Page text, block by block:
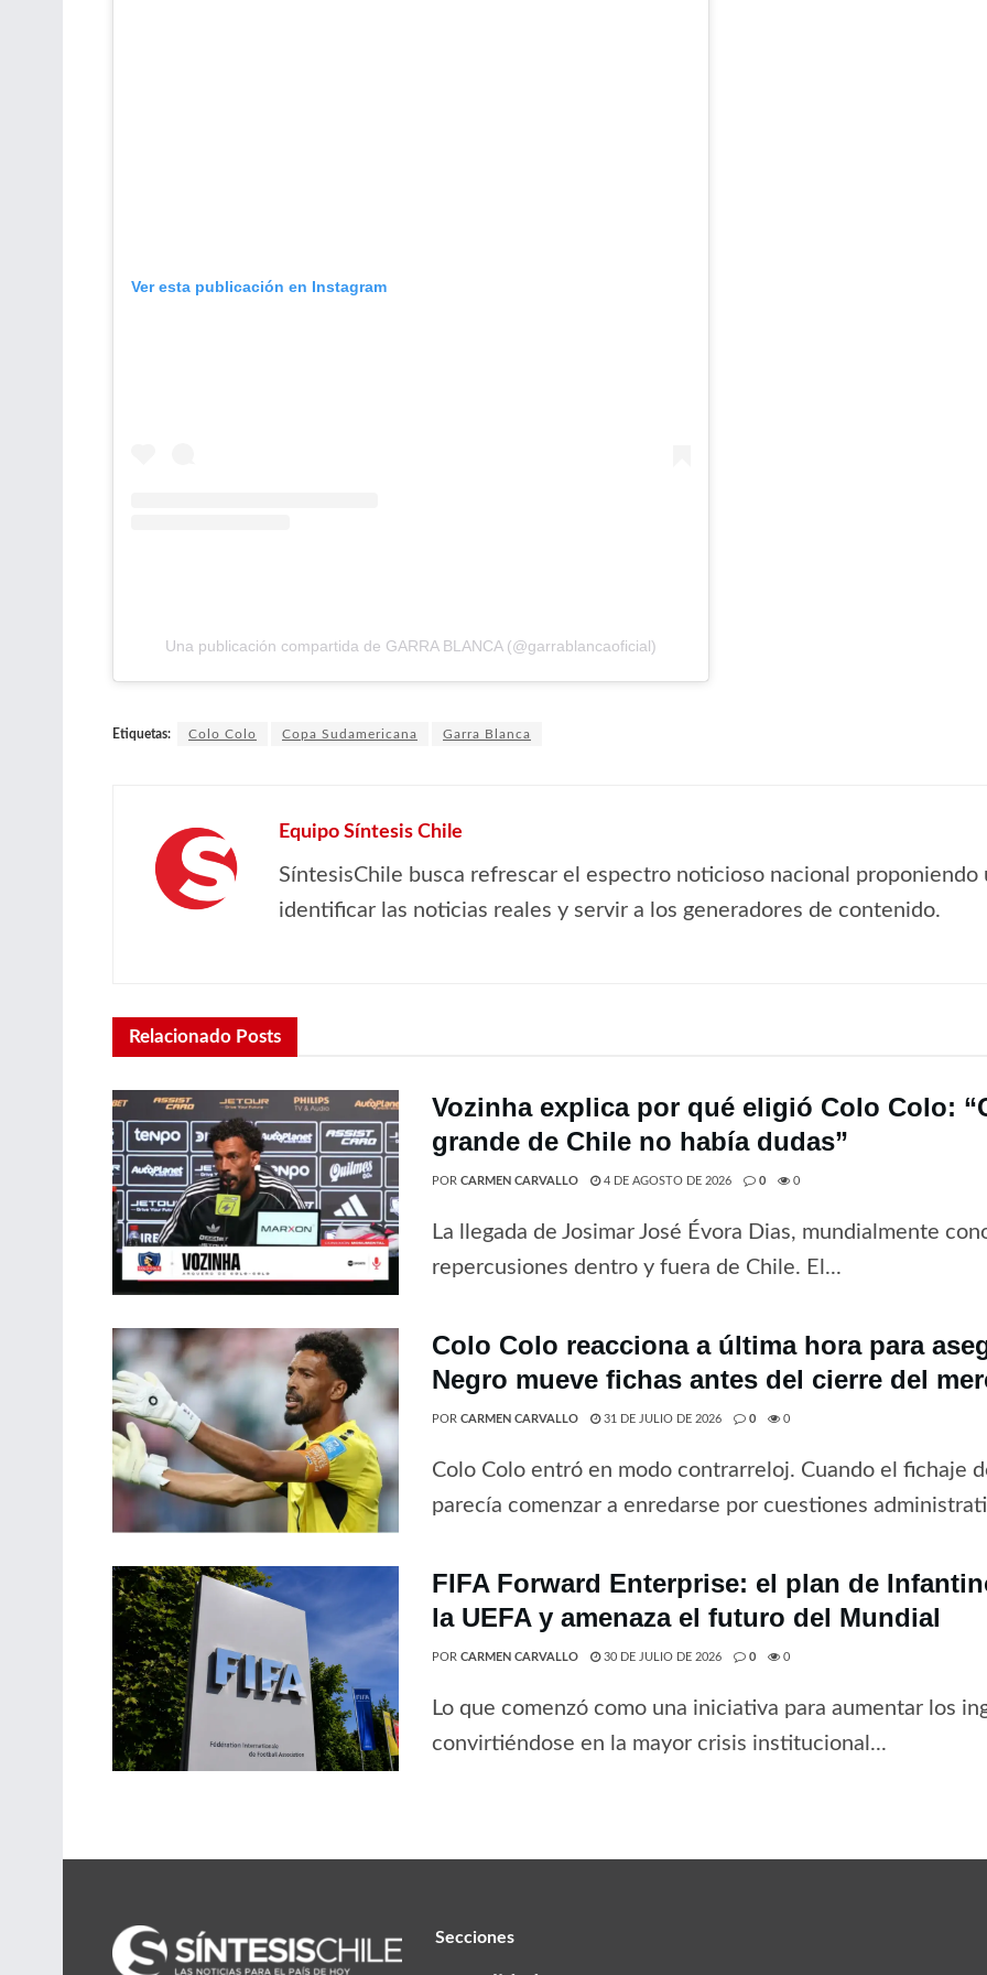
Ver esta publicación en Instagram
Una publicación compartida de GARRA BLANCA (@garrablancaoficial)
Etiquetas: Colo Colo Copa Sudamericana Garra Blanca
Equipo Síntesis Chile
SíntesisChile busca refrescar el espectro noticioso nacional
identificar las noticias reales y servir a los generadores de contenido.
Relacionado Posts
Vozinha explica por qué eligió Colo Colo:
grande de Chile no había dudas”
POR CARMEN CARVALLO 4 DE AGOSTO DE 2026 0 0
La llegada de Josimar José Évora Dias, mundialmente
repercusiones dentro y fuera de Chile. El...
Colo Colo reacciona a última hora para
Negro mueve fichas antes del cierre del
POR CARMEN CARVALLO 31 DE JULIO DE 2026 0 0
Colo Colo entró en modo contrarreloj. Cuando el fichaje
parecía comenzar a enredarse por cuestiones
FIFA Forward Enterprise: el plan de
la UEFA y amenaza el futuro del Mundial
POR CARMEN CARVALLO 30 DE JULIO DE 2026 0 0
Lo que comenzó como una iniciativa para aumentar los
convirtiéndose en la mayor crisis institucional...
Secciones